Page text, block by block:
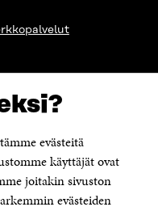
evästeitä
käyttäjät ovat
joitakin sivuston
evästeiden